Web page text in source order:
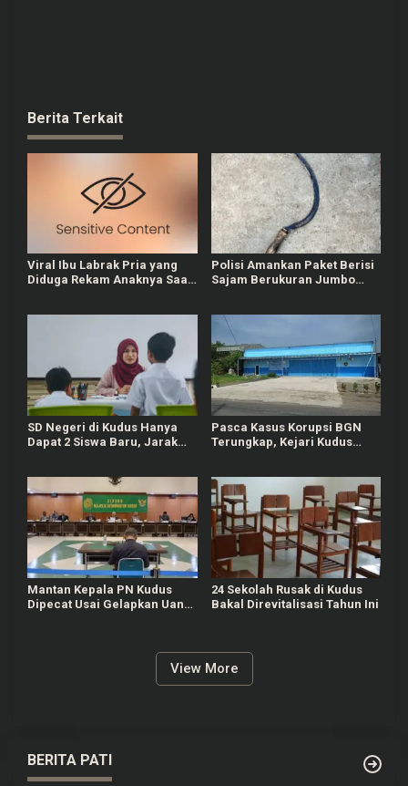
Berita Terkait
Viral Ibu Labrak Pria yang
Diduga Rekam Anaknya Saat
Polisi Amankan Paket Berisi
Sajam Berukuran Jumbo
SD Negeri di Kudus Hanya
Dapat 2 Siswa Baru, Jarak
Pasca Kasus Korupsi BGN
Terungkap, Kejari Kudus
Mantan Kepala PN Kudus
Dipecat Usai Gelapkan Uang
24 Sekolah Rusak di Kudus
Bakal Direvitalisasi Tahun Ini
View More
BERITA PATI